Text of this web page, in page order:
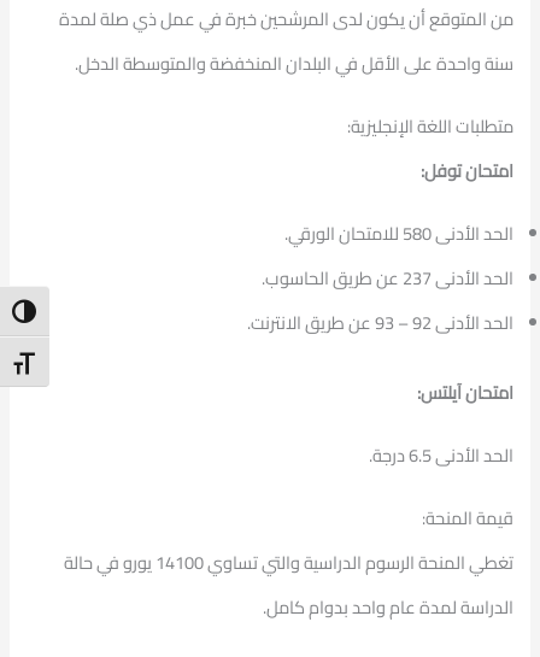
من المتوقع أن يكون لدى المرشحين خبرة في عمل ذي صلة لمدة
سنة واحدة على الأقل في البلدان المنخفضة والمتوسطة الدخل.
متطلبات اللغة الإنجليزية:
امتحان توفل:
الحد الأدنى 580 للامتحان الورقي.
الحد الأدنى 237 عن طريق الحاسوب.
الحد الأدنى 92 – 93 عن طريق الانترنت.
امتحان آيلتس:
الحد الأدنى 6.5 درجة.
قيمة المنحة:
تغطي المنحة الرسوم الدراسية والتي تساوي 14100 يورو في حالة
الدراسة لمدة عام واحد بدوام كامل.